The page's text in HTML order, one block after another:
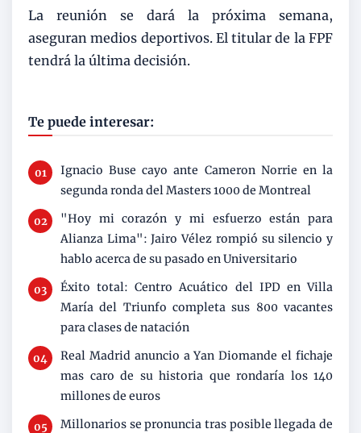
La reunión se dará la próxima semana,
aseguran medios deportivos. El titular de la FPF
tendrá la última decisión.
Te puede interesar:
Ignacio Buse cayo ante Cameron Norrie en la
segunda ronda del Masters 1000 de Montreal
"Hoy mi corazón y mi esfuerzo están para
Alianza Lima": Jairo Vélez rompió su silencio y
hablo acerca de su pasado en Universitario
Éxito total: Centro Acuático del IPD en Villa
María del Triunfo completa sus 800 vacantes
para clases de natación
Real Madrid anuncio a Yan Diomande el fichaje
mas caro de su historia que rondaría los 140
millones de euros
Millonarios se pronuncia tras posible llegada de